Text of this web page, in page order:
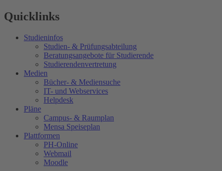
Quicklinks
Studieninfos
Studien- & Prüfungsabteilung
Beratungsangebote für Studierende
Studierendenvertretung
Medien
Bücher- & Mediensuche
IT- und Webservices
Helpdesk
Pläne
Campus- & Raumplan
Mensa Speiseplan
Plattformen
PH-Online
Webmail
Moodle